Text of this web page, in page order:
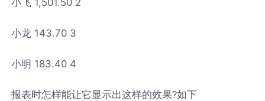
小龙 143.70 3
小明 183.40 4
报表时怎样能让它显示出这样的效果?如下